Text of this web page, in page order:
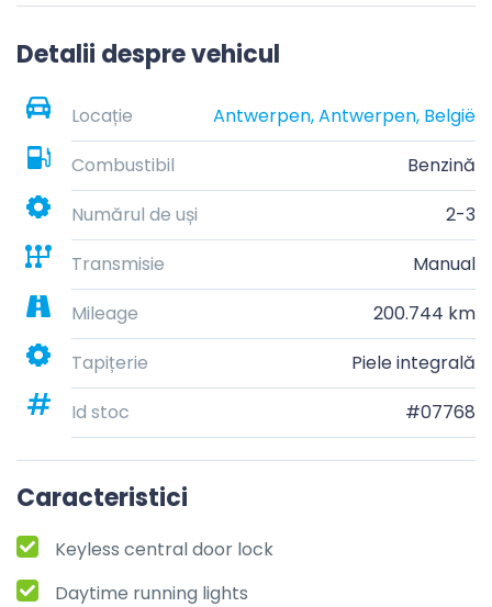
Detalii despre vehicul
Locație
Antwerpen, Antwerpen, België
Combustibil
Benzină
Numărul de uși
2-3
Transmisie
Manual
Mileage
200.744 km
Tapițerie
Piele integrală
Id stoc
#07768
Caracteristici
Keyless central door lock
Daytime running lights